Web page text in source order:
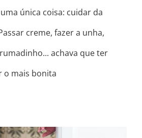
única coisa: cuidar da
creme, fazer a unha,
achava que ter
o mais bonita